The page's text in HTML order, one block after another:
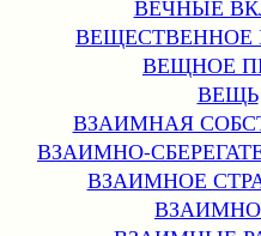
ВЕЧНЫЕ
ВЕЩЕСТВЕННОЕ
ВЕЩНОЕ
ВЕЩЬ
ВЗАИМНАЯ
ВЗАИМНО-
ВЗАИМНОЕ